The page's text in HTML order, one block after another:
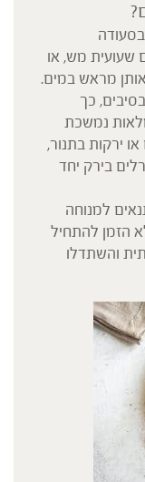
שעועית מש, או
מראש במים.
כך
נמשכת
ירקות בתנור,
בירק יחד
למנוחה
הזמן להתחיל
והשתדלו